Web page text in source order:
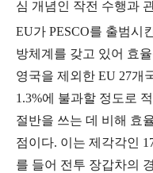
심 개념인 작전 수행과
EU가 PESCO를 출범시
방체계를 갖고 있어 효
영국을 제외한 EU 27개
1.3%에 불과할 정도로
절반을 쓰는 데 비해 효
점이다. 이는 제각각인
를 들어 전투 장갑차의